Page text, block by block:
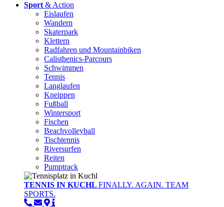
Sport& Action
Eislaufen
Wandern
Skaterpark
Klettern
Radfahren und Mountainbiken
Calisthenics-Parcours
Schwimmen
Tennis
Langlaufen
Kneippen
Fußball
Wintersport
Fischen
Beachvolleyball
Tischtennis
Riversurfen
Reiten
Pumptrack
TENNIS IN KUCHL FINALLY. AGAIN. TEAM
SPORTS.